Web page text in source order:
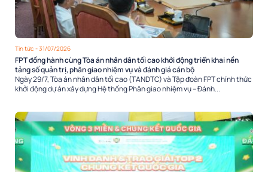
Tin tức - 31/07/2026
FPT đồng hành cùng Tòa án nhân dân tối cao khởi động triển khai nền
tảng số quản trị, phân giao nhiệm vụ và đánh giá cán bộ
Ngày 29/7, Tòa án nhân dân tối cao (TANDTC) và Tập đoàn FPT chính thức
khởi động dự án xây dựng Hệ thống Phân giao nhiệm vụ – Đánh...